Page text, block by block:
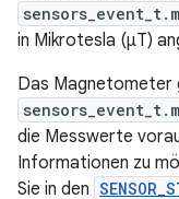
in Mikrotesla (µT)
Das Magnetometer
die Messwerte
Informationen zu
Sie in den